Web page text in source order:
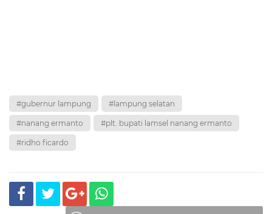
#gubernur lampung #lampung selatan
#nanang ermanto #plt. bupati lamsel nanang ermanto
#ridho ficardo